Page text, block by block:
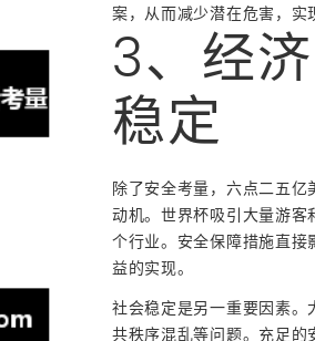
案，从而减少潜在危害，实
3、经
稳定
除了安全考量，六点二五
动机。世界杯吸引大量游
个行业。安全保障措施直
益的实现。
社会稳定是另一重要因素
共秩序混乱等问题。充足